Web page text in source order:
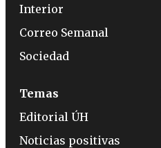
Interior
Correo Semanal
Sociedad
Temas
Editorial ÚH
Noticias positivas